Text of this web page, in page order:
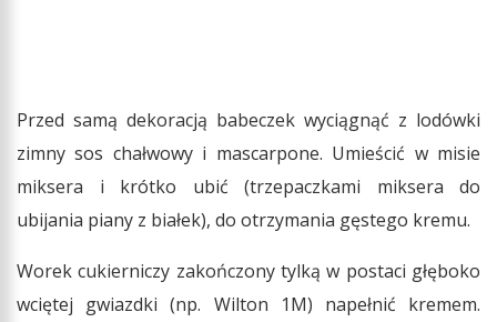
Przed samą dekoracją babeczek wyciągnąć z lodówki
zimny sos chałwowy i mascarpone. Umieścić w misie
miksera i krótko ubić (trzepaczkami miksera do
ubijania piany z białek), do otrzymania gęstego kremu.
Worek cukierniczy zakończony tylką w postaci głęboko
wciętej gwiazdki (np. Wilton 1M) napełnić kremem.